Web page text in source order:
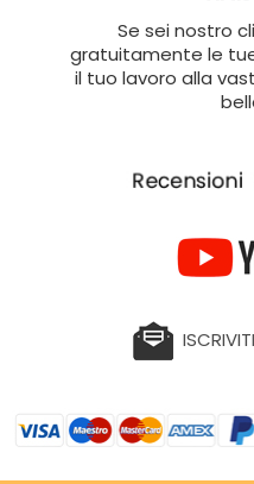
Se sei nostro
gratuitamente le
il tuo lavoro alla